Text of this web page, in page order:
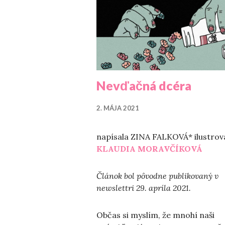
Nevďačná dcéra
2. MÁJA 2021
napísala ZINA FALKOVÁ*
KLAUDIA MORAVČÍKOVÁ
Článok bol pôvodne publikovaný v
newslettri 29. apríla 2021.
Občas si myslím, že mnohí naši